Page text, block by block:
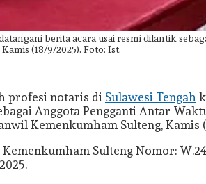
berita acara usai resmi dilantik
(18/9/2025). Foto: Ist.
profesi notaris di Sulawesi Tengah
Anggota Pengganti Antar
Kemenkumham Sulteng, Kamis
Sulteng Nomor: